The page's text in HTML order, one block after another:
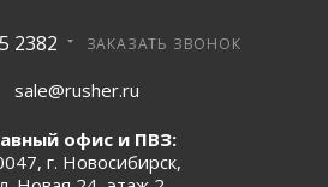
2382 ЗАКАЗАТЬ ЗВОНОК
sale@rusher.ru
офис и ПВЗ:
г. Новосибирск,